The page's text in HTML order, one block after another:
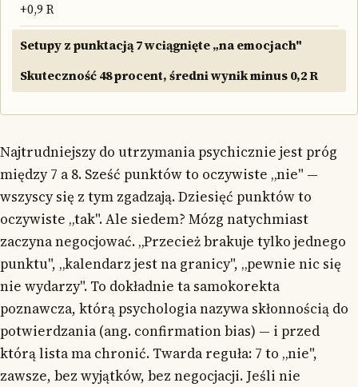
+0,9 R
Setupy z punktacją 7 wciągnięte „na emocjach"
Skuteczność 48 procent, średni wynik minus 0,2 R
Najtrudniejszy do utrzymania psychicznie jest próg
między 7 a 8. Sześć punktów to oczywiste „nie" —
wszyscy się z tym zgadzają. Dziesięć punktów to
oczywiste „tak". Ale siedem? Mózg natychmiast
zaczyna negocjować. „Przecież brakuje tylko jednego
punktu", „kalendarz jest na granicy", „pewnie nic się
nie wydarzy". To dokładnie ta samokorekta
poznawcza, którą psychologia nazywa skłonnością do
potwierdzania (ang. confirmation bias) — i przed
którą lista ma chronić. Twarda reguła: 7 to „nie",
zawsze, bez wyjątków, bez negocjacji. Jeśli nie